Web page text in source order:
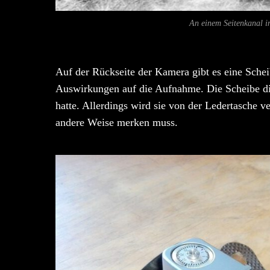
An einem Seitenkanal
Auf der Rückseite der Kamera gibt es eine
Auswirkungen auf die Aufnahme. Die Scheibe
hatte. Allerdings wird sie von der Ledertasche
andere Weise merken muss.